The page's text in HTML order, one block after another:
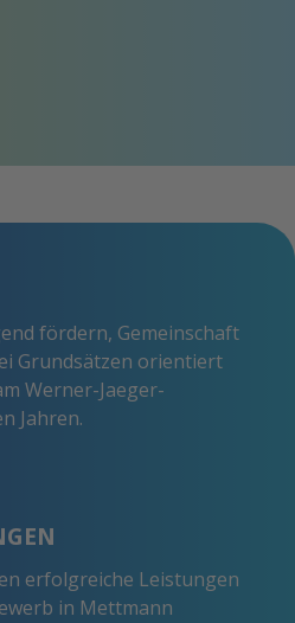
fördern, Gemeinschaft
Grundsätzen orientiert
Werner-Jaeger-
Jahren.
erfolgreiche Leistungen
in Mettmann